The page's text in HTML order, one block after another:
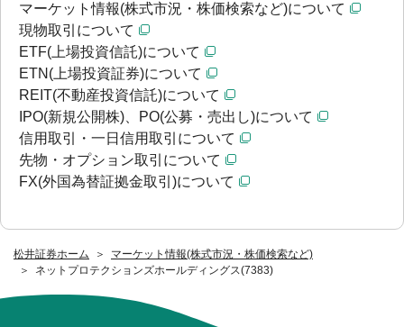
松井証券ホーム
マーケット情報(株式市況・株価検索など)
ネットプロテクションズホールディングス(7383)
マーケット情報(株式市況・株価検索など)について
現物取引について
ETF(上場投資信託)について
ETN(上場投資証券)について
REIT(不動産投資信託)について
IPO(新規公開株)、PO(公募・売出し)について
信用取引・一日信用取引について
先物・オプション取引について
FX(外国為替証拠金取引)について